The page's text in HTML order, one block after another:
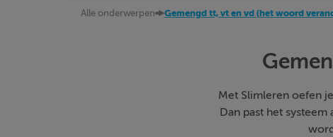
Alle onderwerpen Gemengd tt, vt en vd (het woord
Met Slimleren oefen
Dan past het